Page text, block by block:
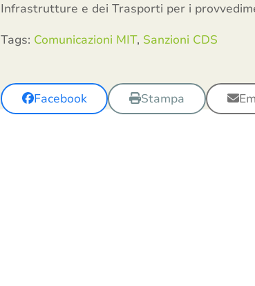
Infrastrutture e dei Trasporti per i
Tags: Comunicazioni MIT, Sanzioni CDS
Facebook Stampa